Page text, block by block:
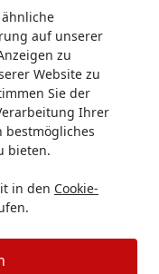
ähnliche
auf unserer
zu
Website zu
Sie der
Ihrer
bestmögliches
bieten.
in den Cookie-
DICK Kochmesser
21 cm